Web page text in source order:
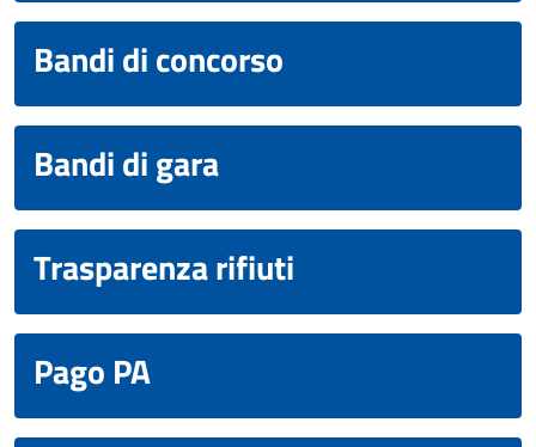
Bandi di concorso
Bandi di gara
Trasparenza rifiuti
Pago PA